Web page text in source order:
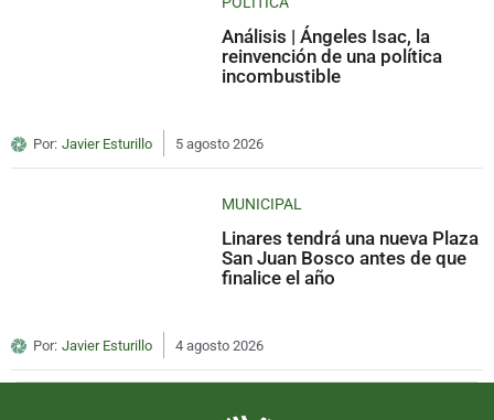
Análisis | Ángeles Isac, la
reinvención de una política
incombustible
Por: Javier Esturillo 5 agosto 2026
MUNICIPAL
Linares tendrá una nueva Plaza
San Juan Bosco antes de que
finalice el año
Por: Javier Esturillo 4 agosto 2026